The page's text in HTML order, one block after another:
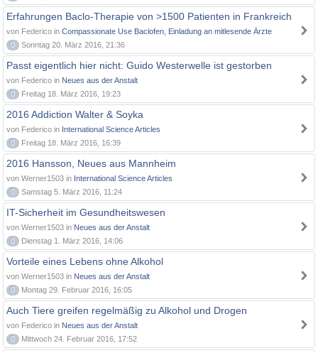
Erfahrungen Baclo-Therapie von >1500 Patienten in Frankreich
von Federico in Compassionate Use Baclofen, Einladung an mitlesende Ärzte
0
Sonntag 20. März 2016, 21:36
Passt eigentlich hier nicht: Guido Westerwelle ist gestorben
von Federico in Neues aus der Anstalt
0
Freitag 18. März 2016, 19:23
2016 Addiction Walter & Soyka
von Federico in International Science Articles
0
Freitag 18. März 2016, 16:39
2016 Hansson, Neues aus Mannheim
von Werner1503 in International Science Articles
0
Samstag 5. März 2016, 11:24
IT-Sicherheit im Gesundheitswesen
von Werner1503 in Neues aus der Anstalt
0
Dienstag 1. März 2016, 14:06
Vorteile eines Lebens ohne Alkohol
von Werner1503 in Neues aus der Anstalt
0
Montag 29. Februar 2016, 16:05
Auch Tiere greifen regelmäßig zu Alkohol und Drogen
von Federico in Neues aus der Anstalt
0
Mittwoch 24. Februar 2016, 17:52